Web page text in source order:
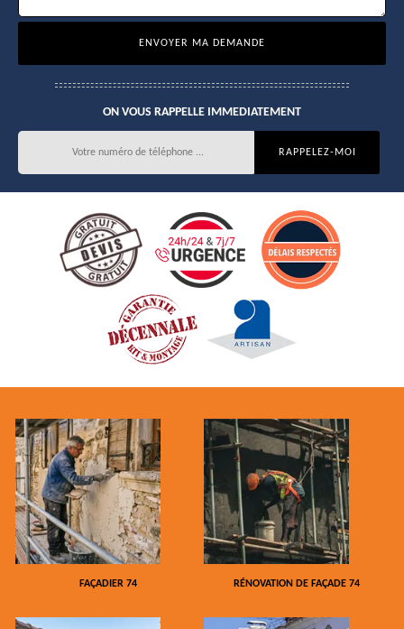
ON VOUS RAPPELLE IMMEDIATEMENT
FAÇADIER 74 RÉNOVATION DE FAÇADE 74